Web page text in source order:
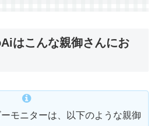
はこんな親御さんにお
モニターは、以下のような親御